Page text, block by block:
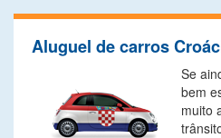
Aluguel de carros
Se
bem
muito